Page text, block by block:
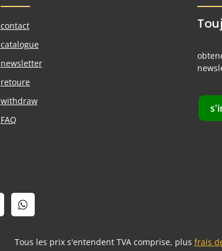
contact
catalogue
newsletter
retoure
withdraw
FAQ
Tous les prix s'entendent TVA comprise, plus frais